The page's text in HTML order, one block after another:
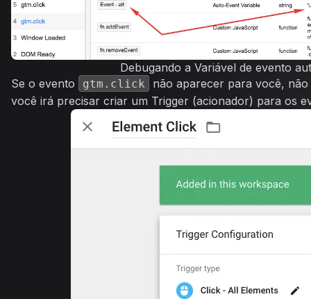
Debugando a Variável de evento
Se o evento
gtm.click
não aparecer para você,
você irá precisar criar um Trigger (acionador) para os